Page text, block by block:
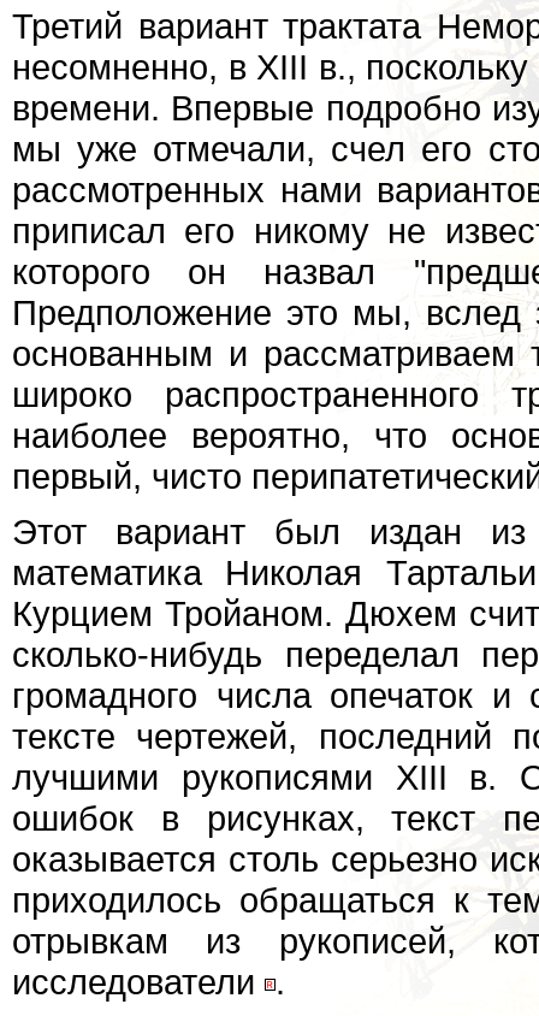
Третий вариант трактата
несомненно, в XIII в.,
времени. Впервые подробно
мы уже отмечали, счел его
рассмотренных нами
приписал его никому не
которого он назвал
Предположение это мы,
основанным и рассматриваем
широко распространенного
наиболее вероятно, что
первый, чисто
Этот вариант был издан из
математика Николая
Курцием Тройаном. Дюхем
сколько-нибудь переделал
громадного числа опечаток
тексте чертежей, последний
лучшими рукописями XIII в.
ошибок в рисунках, текст
оказывается столь серьезно
приходилось обращаться к
отрывкам из рукописей,
исследователи
.